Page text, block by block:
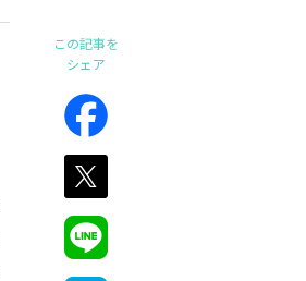
この記事を
シェア